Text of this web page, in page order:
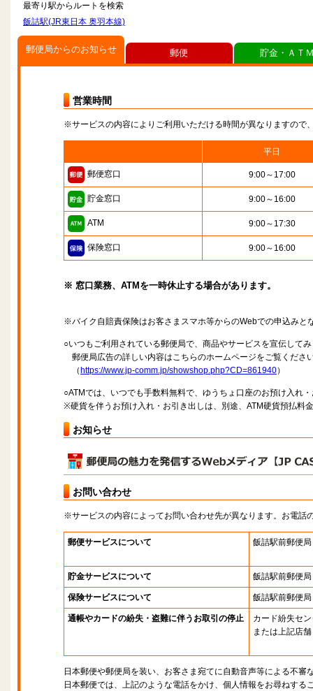
最寄り駅からルートを検索
飯詰駅(JR東日本 奥羽本線)
郵便局からのお知らせ
営業時間
※サービスの内容によりご利用いただける時間が異なりますので
平日
郵便窓口 9:00～17:00
貯金窓口 9:00～16:00
ATM 9:00～17:30
保険窓口 9:00～16:00
※ 窓口業務、ATMを一時休止する場合があります。
※バイク自賠責保険はお客さまスマホ等からのWebでの申込みと
○いつもご利用されている郵便局で、商品やサービスを宣伝して
郵便局広告の詳しい内容はこちらのホームページをご覧くださ
（ https://www.jp-comm.jp/showshop.php?CD=861940）
○ATMでは、いつでも手数料無料で、ゆうちょ口座のお預け入れ
※硬貨を伴うお預け入れ・お引き出しは、別途、ATM硬貨預払料
お知らせ
お問い合わせ
※サービスの内容によってお問い合わせ先が異なります。お電話
郵便サービスについて 飯詰駅前郵便局
貯金サービスについて 飯詰駅前郵便局
保険サービスについて 飯詰駅前郵便局
通帳やカードの紛失・盗難に伴うお取引の停止
カード紛失セ
または上記店舗
日本郵便や郵便局を装い、お客さま宛てに自動音声等による不審
日本郵便では、上記のような電話をかけ、個人情報をお尋ねする
郵便 貯金・ＡＴ